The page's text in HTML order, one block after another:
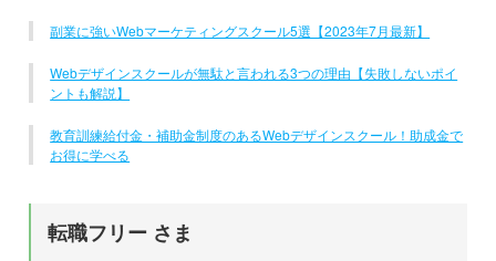
副業に強いWebマーケティングスクール5選【2023年7月最新】
Webデザインスクールが無駄と言われる3つの理由【失敗しないポイ
ントも解説】
教育訓練給付金・補助金制度のあるWebデザインスクール！助成金で
お得に学べる
転職フリー さま